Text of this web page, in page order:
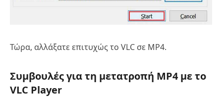
Τώρα, αλλάξατε επιτυχώς το VLC σε MP4.
Συμβουλές για τη μετατροπή MP4 με το
VLC Player